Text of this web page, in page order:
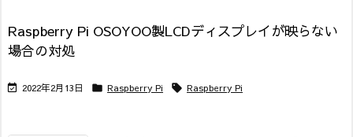
Raspberry Pi OSOYOO製LCDディスプレイが映らない
場合の対処
 2022年2月13日  Raspberry Pi  Raspberry Pi